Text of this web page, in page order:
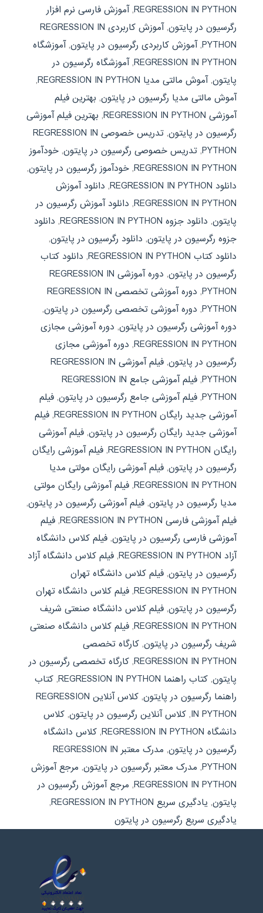
REGRESSION IN PYTHON
,آموزش فارسی نرم افزار
رگرسیون در پایتون,
آموزش کاربردی REGRESSION IN
PYTHON
,آموزش کاربردی رگرسیون در پایتون,آموزشگاه
REGRESSION IN PYTHON
,آموزشگاه رگرسیون در
پایتون,آموش مالتی مدیا REGRESSION IN PYTHON
,
آموش مالتی مدیا رگرسیون در پایتون, بهترین فیلم
آموزشی REGRESSION IN PYTHON
, بهترین فیلم آموزشی
رگرسیون در پایتون,
تدریس خصوصی REGRESSION IN
PYTHON
, تدریس خصوصی رگرسیون در پایتون, خودآموز
REGRESSION IN PYTHON
, خودآموز رگرسیون در پایتون,
دانلود REGRESSION IN PYTHON
, دانلود آموزش
REGRESSION IN PYTHON
, دانلود آموزش رگرسیون در
پایتون, دانلود جزوه REGRESSION IN PYTHON , دانلود
جزوه رگرسیون در پایتون, دانلود رگرسیون در پایتون,
دانلود کتاب REGRESSION IN PYTHON
, دانلود کتاب
رگرسیون در پایتون,
دوره آموزشی REGRESSION IN
PYTHON
,
دوره آموزشی تخصصی REGRESSION IN
PYTHON
, دوره آموزشی تخصصی رگرسیون در پایتون,
دوره آموزشی رگرسیون در پایتون, دوره آموزشی مجازی
REGRESSION IN PYTHON
, دوره آموزشی مجازی
رگرسیون در پایتون,
فیلم آموزشی REGRESSION IN
PYTHON
,
فیلم آموزشی جامع REGRESSION IN
PYTHON
, فیلم آموزشی جامع رگرسیون در پایتون, فیلم
آموزشی جدید رایگان REGRESSION IN PYTHON
, فیلم
آموزشی جدید رایگان رگرسیون در پایتون, فیلم آموزشی
رایگان REGRESSION IN PYTHON
, فیلم آموزشی رایگان
رگرسیون در پایتون, فیلم آموزشی رایگان مولتی مدیا
REGRESSION IN PYTHON
, فیلم آموزشی رایگان مولتی
مدیا رگرسیون در پایتون, فیلم آموزشی رگرسیون در پایتون,
فیلم آموزشی فارسی REGRESSION IN PYTHON
, فیلم
آموزشی فارسی رگرسیون در پایتون, فیلم کلاس دانشگاه
آزاد REGRESSION IN PYTHON
, فیلم کلاس دانشگاه آزاد
رگرسیون در پایتون, فیلم کلاس دانشگاه تهران
REGRESSION IN PYTHON
, فیلم کلاس دانشگاه تهران
رگرسیون در پایتون, فیلم کلاس دانشگاه صنعتی شریف
REGRESSION IN PYTHON
, فیلم کلاس دانشگاه صنعتی
شریف رگرسیون در پایتون, کارگاه تخصصی
REGRESSION IN PYTHON
, کارگاه تخصصی رگرسیون در
پایتون, کتاب راهنما REGRESSION IN PYTHON , کتاب
راهنما رگرسیون در پایتون,
کلاس آنلاین REGRESSION
IN PYTHON
, کلاس آنلاین رگرسیون در پایتون, کلاس
دانشگاه REGRESSION IN PYTHON
, کلاس دانشگاه
رگرسیون در پایتون,
مدرک معتبر REGRESSION IN
PYTHON
, مدرک معتبر رگرسیون در پایتون, مرجع آموزش
REGRESSION IN PYTHON
, مرجع آموزش رگرسیون در
پایتون, یادگیری سریع REGRESSION IN PYTHON
,
یادگیری سریع رگرسیون در پایتون